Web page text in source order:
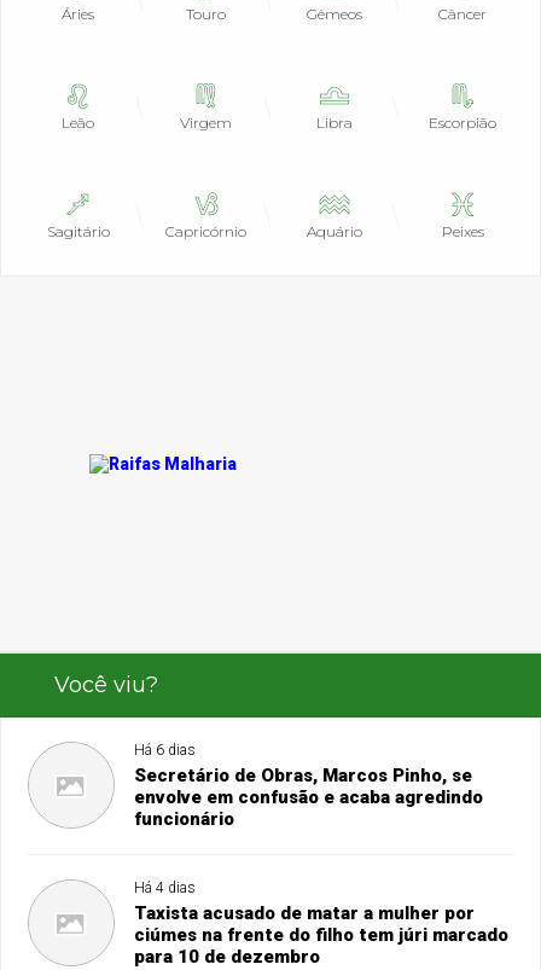
Áries Touro Gêmeos Câncer
Leão Virgem Libra Escorpião
Sagitário Capricórnio Aquário Peixes
Você viu?
Há 6 dias
Secretário de Obras, Marcos Pinho, se
envolve em confusão e acaba agredindo
funcionário
Há 4 dias
Taxista acusado de matar a mulher por
ciúmes na frente do filho tem júri marcado
para 10 de dezembro